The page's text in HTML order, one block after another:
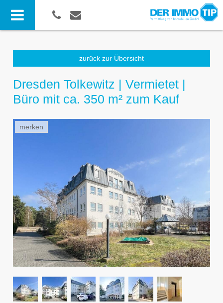
zurück zur Übersicht
Dresden Tolkewitz | Vermietet |
Büro mit ca. 350 m² zum Kauf
merken